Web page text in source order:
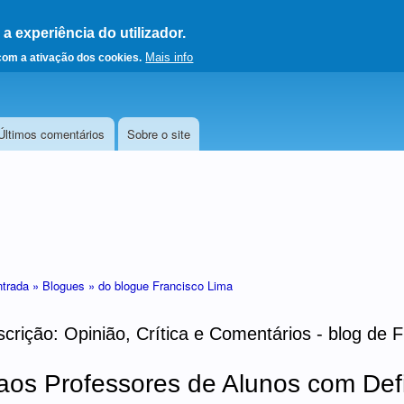
experiência do utilizador.
a ativação dos cookies. Mais info
página principal
comentários Sobre o site
» Blogues » do blogue Francisco Lima
Opinião, Crítica e Comentários - blog de
Professores de Alunos com